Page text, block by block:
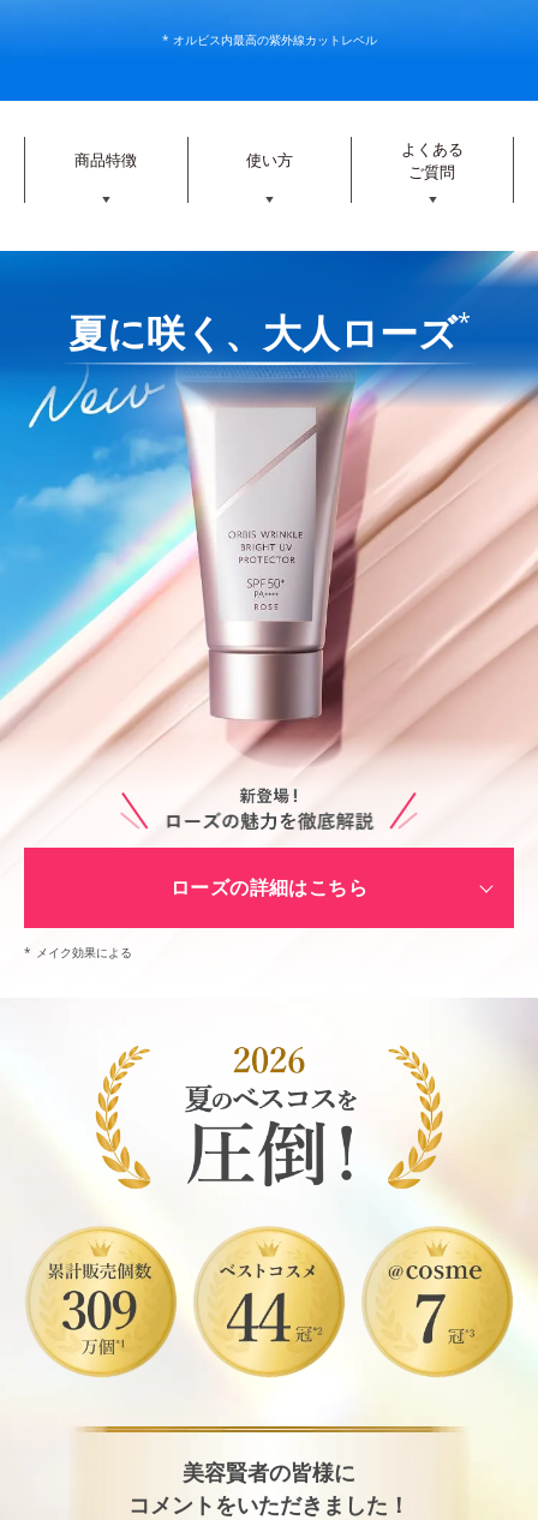
* オルビス内最高の紫外線カットレベル
商品特徴
▼
使い方
▼
よくある
ご質問
▼
夏に咲く、大人ローズ*
ローズの詳細はこちら
* メイク効果による
美容賢者の皆様に
コメントをいただきました！